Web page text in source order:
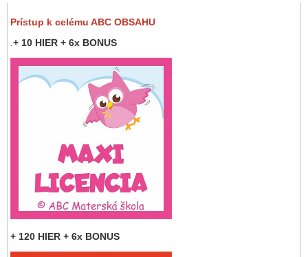
Prístup k celému ABC OBSAHU
.+ 10 HIER + 6x BONUS
+ 120 HIER + 6x BONUS